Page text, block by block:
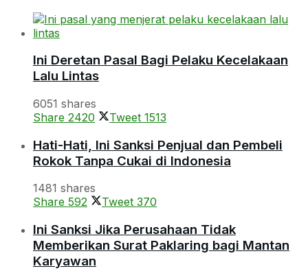
Ini Deretan Pasal Bagi Pelaku Kecelakaan
Lalu Lintas
6051 shares
Share 2420 Tweet 1513
Hati-Hati, Ini Sanksi Penjual dan Pembeli
Rokok Tanpa Cukai di Indonesia
1481 shares
Share 592 Tweet 370
Ini Sanksi Jika Perusahaan Tidak
Memberikan Surat Paklaring bagi Mantan
Karyawan